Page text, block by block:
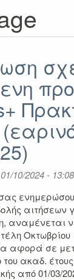
10/2024 - 13:08
αιτήσεων
, αναμένεται
Οκτωβρίου
αφορά σε
ακαδ.
από 01/03/